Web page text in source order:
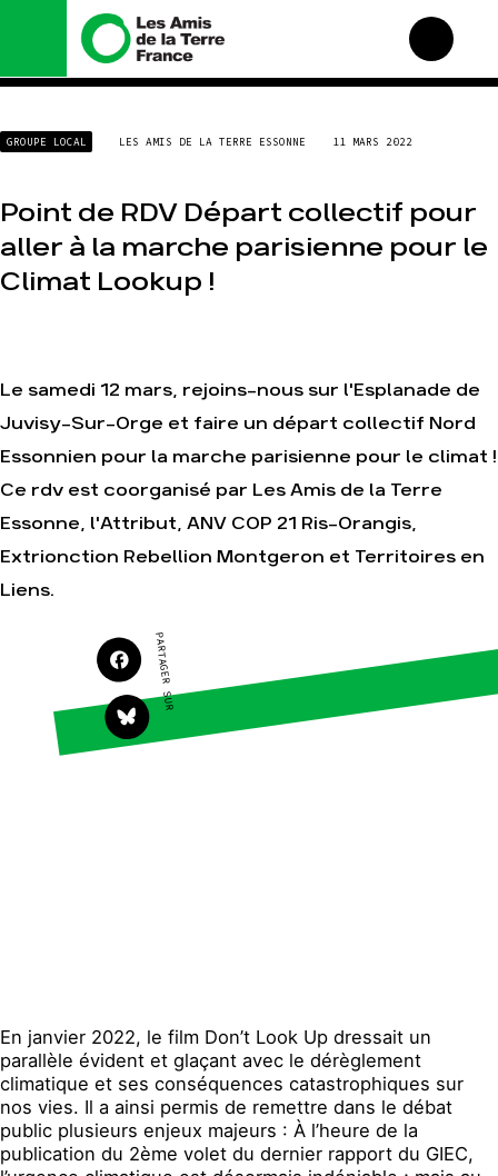
Nous connaître
Histoire
Missions et méthodes
Valeurs
Équipes et
Je soutiens les Amis de la
Gaz « naturel », le grand
enfumage
Mode : une tendance
Agir
Transmettre tout ou
partie de son patrimoine
Télécharger
gratuitement les guides
éco-citoyens
Nos thématiques
GROUPE LOCAL LES AMIS DE LA TERRE ESSONNE 11 MARS 2022
Point de RDV Départ collectif pour
aller à la marche parisienne pour le
Climat Lookup !
Le samedi 12 mars, rejoins-nous sur l'Esplanade de
Juvisy-Sur-Orge et faire un départ collectif Nord
Essonnien pour la marche parisienne pour le climat !
Ce rdv est coorganisé par Les Amis de la Terre
Essonne, l'Attribut, ANV COP 21 Ris-Orangis,
Extrionction Rebellion Montgeron et Territoires en
Liens.
PARTAGER SUR
En janvier 2022, le film Don’t Look Up dressait un
parallèle évident et glaçant avec le dérèglement
climatique et ses conséquences catastrophiques sur
nos vies. Il a ainsi permis de remettre dans le débat
public plusieurs enjeux majeurs : À l’heure de la
publication du 2ème volet du dernier rapport du GIEC,